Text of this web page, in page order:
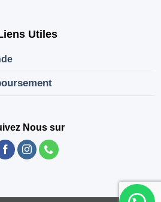
Utiles
Nous sur